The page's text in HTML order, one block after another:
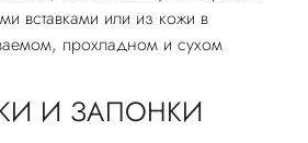
вставками или из кожи в
прохладном и сухом
И ЗАПОНКИ